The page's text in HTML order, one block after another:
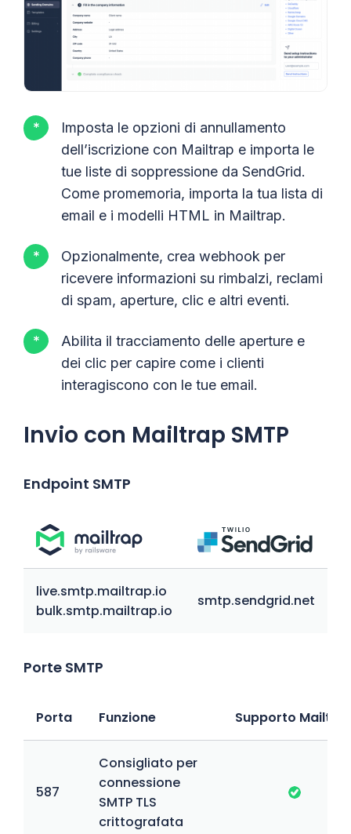
Imposta le opzioni di annullamento
dell’iscrizione con Mailtrap e importa le
tue liste di soppressione da SendGrid.
Come promemoria, importa la tua lista di
email e i modelli HTML in Mailtrap.
Opzionalmente, crea webhook per
ricevere informazioni su rimbalzi, reclami
di spam, aperture, clic e altri eventi.
Abilita il tracciamento delle aperture e
dei clic per capire come i clienti
interagiscono con le tue email.
Invio con Mailtrap SMTP
Endpoint SMTP
live.smtp.mailtrap.io
bulk.smtp.mailtrap.io
smtp.sendgrid.net
Porte SMTP
Porta Funzione Supporto
587
Consigliato per
connessione
SMTP TLS
crittografata